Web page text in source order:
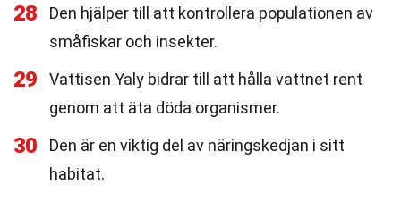
28
Den hjälper till att kontrollera populationen av
småfiskar och insekter.
29
Vattisen Yaly bidrar till att hålla vattnet rent
genom att äta döda organismer.
30
Den är en viktig del av näringskedjan i sitt
habitat.